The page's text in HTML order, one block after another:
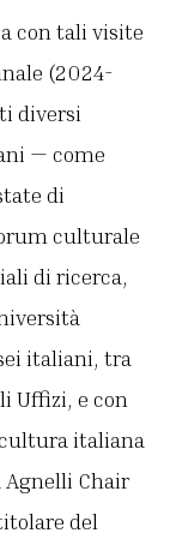
con tali visite
(2024-
diversi
— come
di
culturale
di ricerca,
italiani, tra
Uffizi, e con
italiana
Agnelli Chair
del